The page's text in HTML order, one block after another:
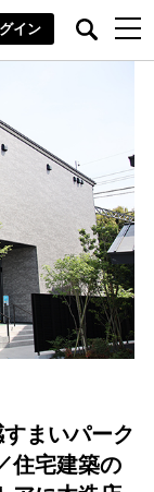
イン
まいパーク
住宅建築の